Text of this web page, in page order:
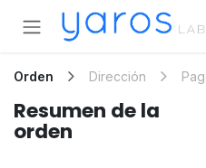
Ir al contenido
Orden Dirección
Resumen de la
orden